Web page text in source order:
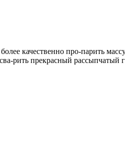
качественно про-парить
рить прекрасный рассыпчатый